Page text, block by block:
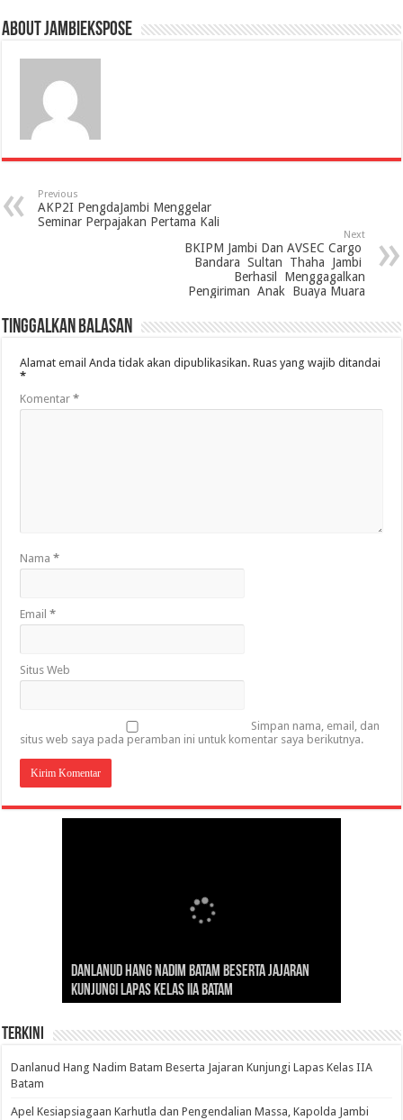
About jambiekspose
Previous
AKP2I PengdaJambi Menggelar
Seminar Perpajakan Pertama Kali
Next
BKIPM Jambi Dan AVSEC Cargo
Bandara Sultan Thaha Jambi
Berhasil Menggagalkan
Pengiriman Anak Buaya Muara
Tinggalkan Balasan
Alamat email Anda tidak akan dipublikasikan. Ruas yang wajib ditandai
*
Komentar*
Nama*
Email*
Situs Web
Simpan nama, email, dan
situs web saya pada peramban ini untuk komentar saya berikutnya.
Danlanud Hang Nadim Batam Beserta Jajaran
Kunjungi Lapas Kelas IIA Batam
Silaturahmi dan Reses Komite I DPD RI di Polda
Jambi Bahas Sinergitas Penanganan Narkotika
Edukasi Pembentukan Karakter Generasi
Penerus
Cepat Beroperasi Agar Bisa Layani Masyarakat
Penuhi Kebutuhannya
Nusantara: Ratu Wangsa, Wanita Berkelas
dengan Pengaruh Internasional
Terkini
Danlanud Hang Nadim Batam Beserta Jajaran Kunjungi Lapas Kelas IIA
Batam
Apel Kesiapsiagaan Karhutla dan Pengendalian Massa, Kapolda Jambi